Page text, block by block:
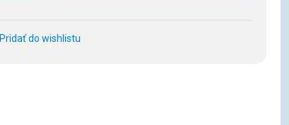
Pridať do wishlistu